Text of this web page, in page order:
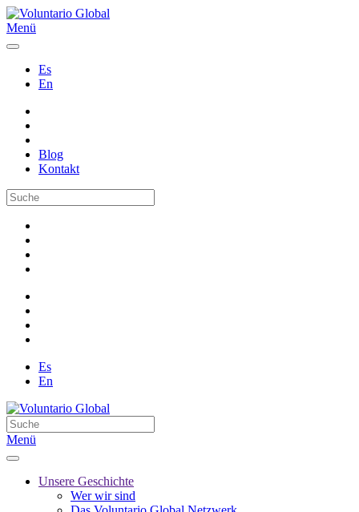
Menü
Es
En
Blog
Kontakt
Es
En
Menü
Unsere Geschichte
Wer wir sind